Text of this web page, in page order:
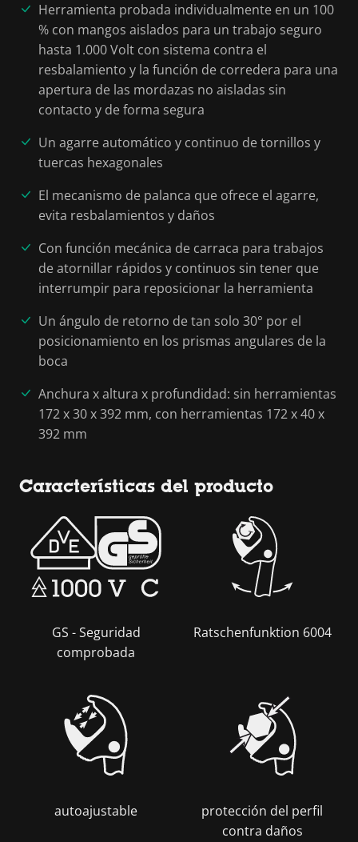
Herramienta probada individualmente en un 100
% con mangos aislados para un trabajo seguro
hasta 1.000 Volt con sistema contra el
resbalamiento y la función de corredera para una
apertura de las mordazas no aisladas sin
contacto y de forma segura
Un agarre automático y continuo de tornillos y
tuercas hexagonales
El mecanismo de palanca que ofrece el agarre,
evita resbalamientos y daños
Con función mecánica de carraca para trabajos
de atornillar rápidos y continuos sin tener que
interrumpir para reposicionar la herramienta
Un ángulo de retorno de tan solo 30° por el
posicionamiento en los prismas angulares de la
boca
Anchura x altura x profundidad: sin herramientas
172 x 30 x 392 mm, con herramientas 172 x 40 x
392 mm
Características del producto
GS - Seguridad
comprobada
Ratschenfunktion 6004
autoajustable
protección del perfil
contra daños